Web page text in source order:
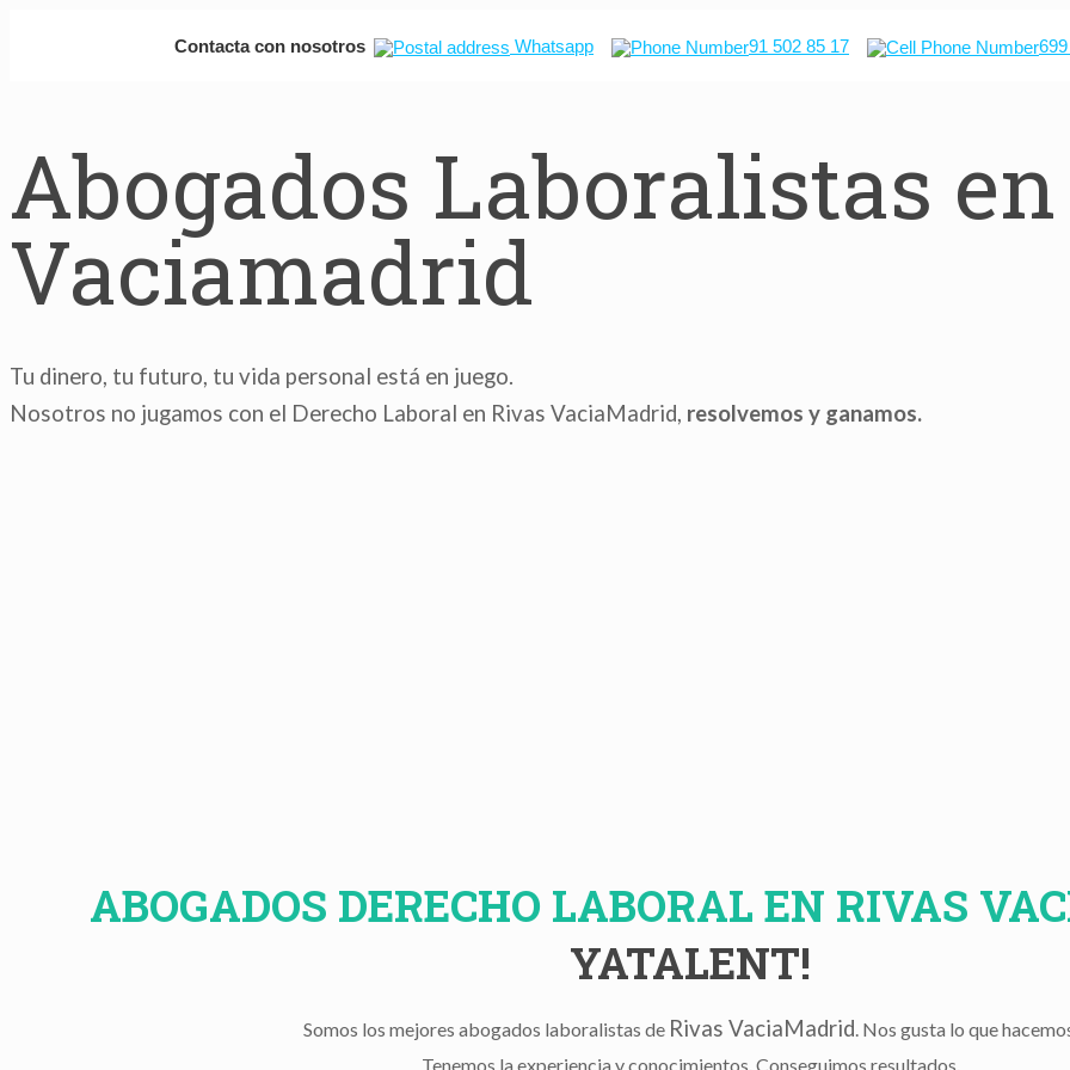
Contacta con nosotros Whatsapp 91 502 85 17
Abogados Laboralistas
Vaciamadrid
Tu dinero, tu futuro, tu vida personal está en juego.
Nosotros no jugamos con el Derecho Laboral en Rivas VaciaMadrid, resolvemos y ganamos.
ABOGADOS DERECHO LABORAL EN RIVAS
YATALENT!
Somos los mejores abogados laboralistas de Rivas VaciaMadrid. Nos gusta lo que
Tenemos la experiencia y conocimientos. Conseguimos resultados.